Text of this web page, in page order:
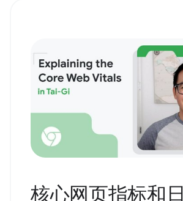
核心网页指标和